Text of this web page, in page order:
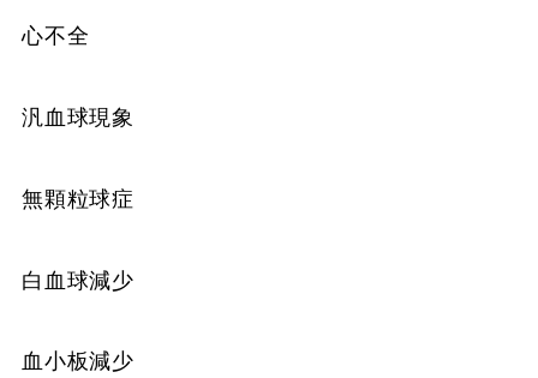
心不全
汎血球現象
無顆粒球症
白血球減少
血小板減少